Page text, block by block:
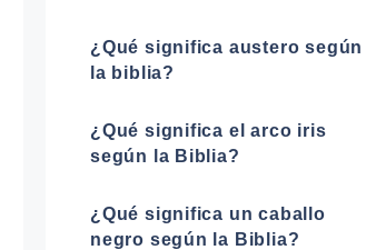
¿Qué significa austero según
la biblia?
¿Qué significa el arco iris
según la Biblia?
¿Qué significa un caballo
negro según la Biblia?